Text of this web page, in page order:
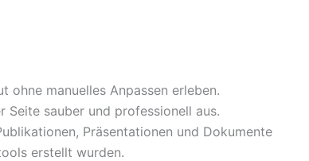
ohne manuelles Anpassen erleben.
sauber und professionell aus.
Präsentationen und Dokumente
erstellt wurden.